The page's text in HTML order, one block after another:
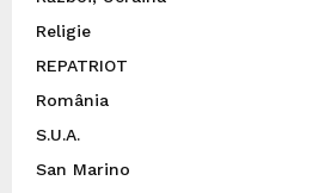
Religie
REPATRIOT
România
S.U.A.
San Marino